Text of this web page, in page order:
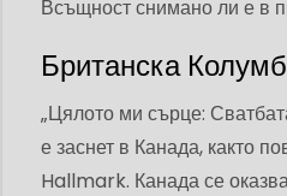
Всъщност снимано ли е в
Британска
„Цялото ми сърце:
е заснет в Канада, както
Hallmark. Канада се